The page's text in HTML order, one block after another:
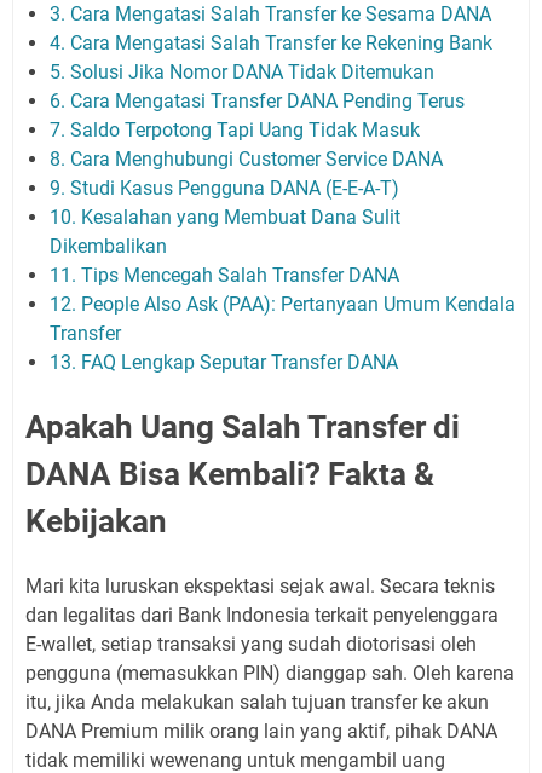
3. Cara Mengatasi Salah Transfer ke Sesama DANA
4. Cara Mengatasi Salah Transfer ke Rekening Bank
5. Solusi Jika Nomor DANA Tidak Ditemukan
6. Cara Mengatasi Transfer DANA Pending Terus
7. Saldo Terpotong Tapi Uang Tidak Masuk
8. Cara Menghubungi Customer Service DANA
9. Studi Kasus Pengguna DANA (E-E-A-T)
10. Kesalahan yang Membuat Dana Sulit
Dikembalikan
11. Tips Mencegah Salah Transfer DANA
12. People Also Ask (PAA): Pertanyaan Umum Kendala
Transfer
13. FAQ Lengkap Seputar Transfer DANA
Apakah Uang Salah Transfer di
DANA Bisa Kembali? Fakta &
Kebijakan
Mari kita luruskan ekspektasi sejak awal. Secara teknis
dan legalitas dari Bank Indonesia terkait penyelenggara
E-wallet, setiap transaksi yang sudah diotorisasi oleh
pengguna (memasukkan PIN) dianggap sah. Oleh karena
itu, jika Anda melakukan salah tujuan transfer ke akun
DANA Premium milik orang lain yang aktif, pihak DANA
tidak memiliki wewenang untuk mengambil uang